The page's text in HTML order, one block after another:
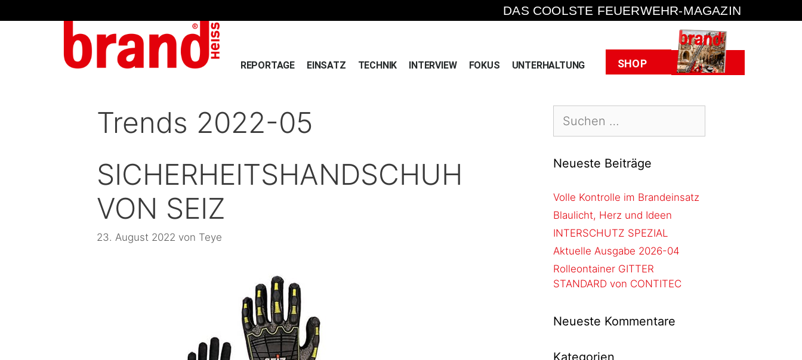
DAS COOLSTE FEUERWEHR-MAGAZIN
REPORTAGE EINSATZ TECHNIK INTERVIEW FOKUS UNTERHALTUNG SHOP Heft
Trends 2022-05
SICHERHEITSHANDSCHUH
VON SEIZ
23. August 2022 von Teye
Neueste Beiträge
Volle Kontrolle im Brandeinsatz
Blaulicht, Herz und Ideen
INTERSCHUTZ SPEZIAL
Aktuelle Ausgabe 2026-04
Rolleontainer GITTER
STANDARD von CONTITEC
Neueste Kommentare
Kategorien